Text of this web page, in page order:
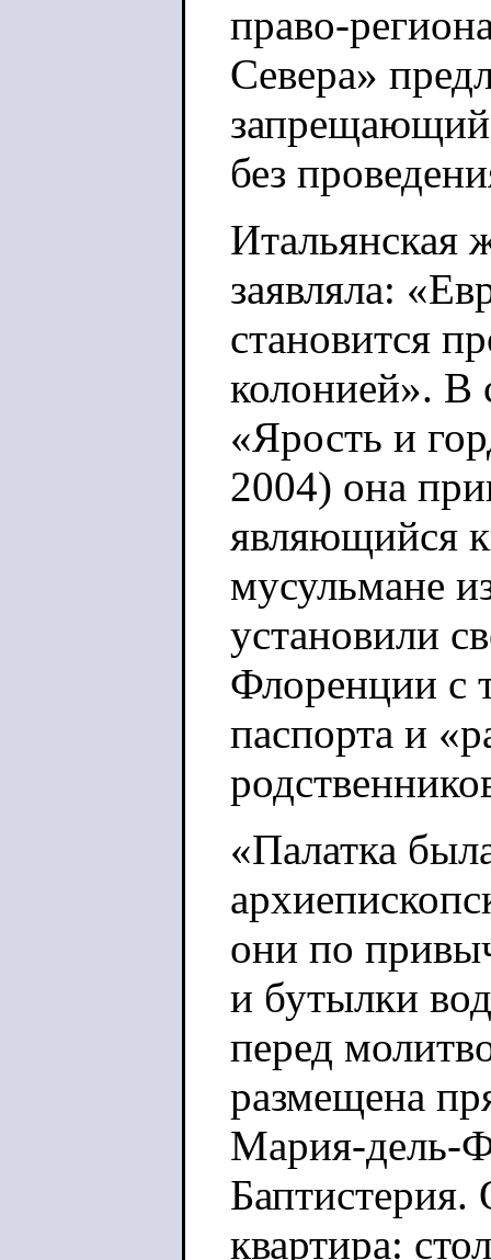
право-
Севера»
запрещающий
без
Итальянская
заявляла:
становится
колонией». В
«Ярость и
2004) она
являющийся
мусульмане
установили
Флоренции с
паспорта и
«Палатка
они по
и бутылки
перед
размещена
Мария-дель-
Баптистерия.
квартира: